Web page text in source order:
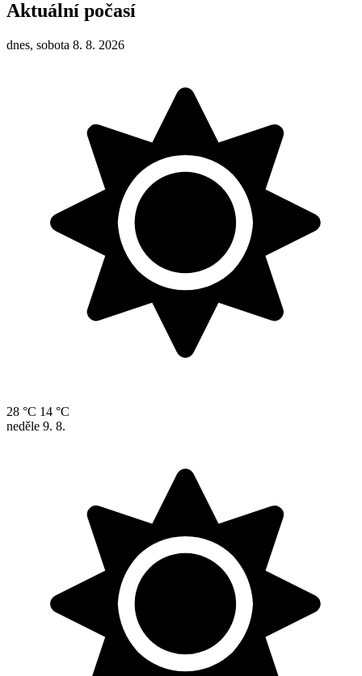
Aktuální počasí
dnes, sobota 8. 8. 2026
28 °C 14 °C
neděle 9. 8.